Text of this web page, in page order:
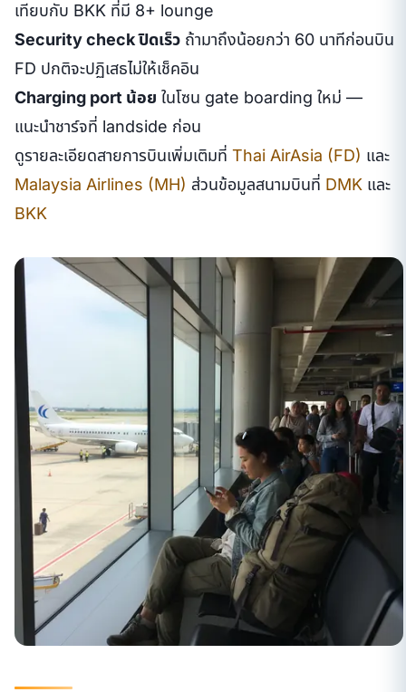
เทียบกับ BKK ที่มี 8+ lounge
Security check ปิดเร็ว ถ้ามาถึงน้อยกว่า 60 นาทีก่อนบิน
FD ปกติจะปฏิเสธไม่ให้เช็คอิน
Charging port น้อย ในโซน gate boarding ใหม่ —
แนะนำชาร์จที่ landside ก่อน
ดูรายละเอียดสายการบินเพิ่มเติมที่ Thai AirAsia (FD) และ
Malaysia Airlines (MH) ส่วนข้อมูลสนามบินที่ DMK และ
BKK